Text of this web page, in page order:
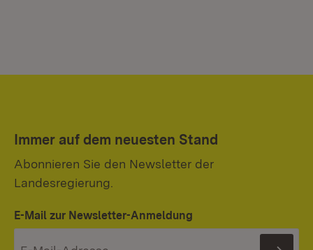
Immer auf dem neuesten Stand
Abonnieren Sie den Newsletter der
Landesregierung.
E-Mail zur Newsletter-Anmeldung